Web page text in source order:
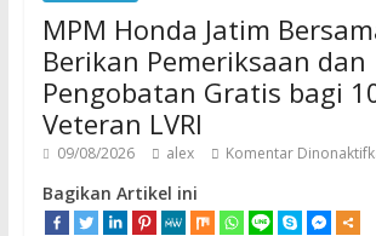
MPM Honda Jatim
Berikan Pemeriksaan dan
Pengobatan Gratis bagi
Veteran LVRI
09/08/2026 alex Komentar
Bagikan Artikel ini